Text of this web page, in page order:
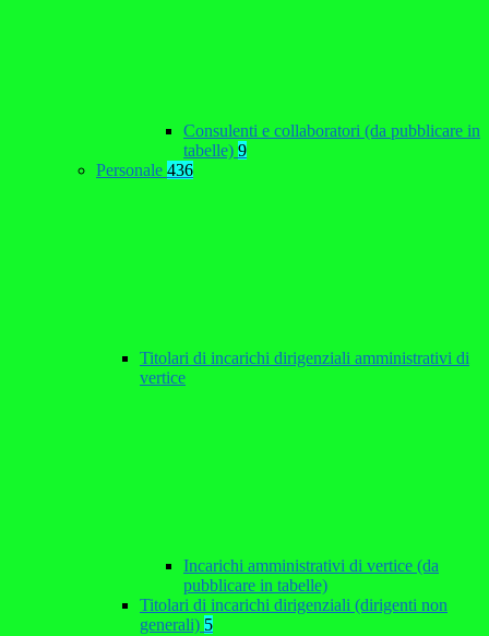
Consulenti e collaboratori (da pubblicare in
tabelle) 9
Personale 436
Titolari di incarichi dirigenziali amministrativi di
vertice
Incarichi amministrativi di vertice (da
pubblicare in tabelle)
Titolari di incarichi dirigenziali (dirigenti non
generali) 5